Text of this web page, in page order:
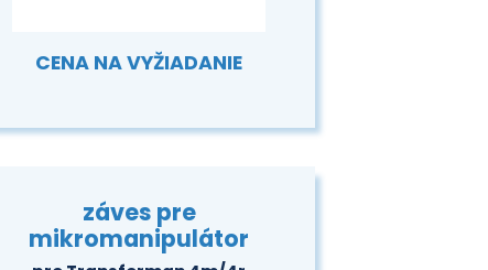
CENA NA VYŽIADANIE
záves pre
mikromanipulátor